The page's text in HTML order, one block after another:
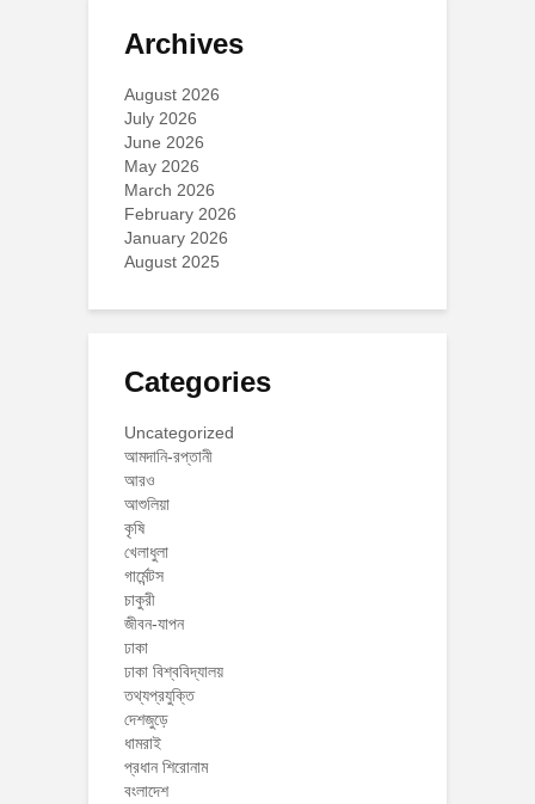
Archives
August 2026
July 2026
June 2026
May 2026
March 2026
February 2026
January 2026
August 2025
Categories
Uncategorized
আমদানি-রপ্তানী
আরও
আশুলিয়া
কৃষি
খেলাধুলা
গার্মেন্টস
চাকুরী
জীবন-যাপন
ঢাকা
ঢাকা বিশ্ববিদ্যালয়
তথ্যপ্রযুক্তি
দেশজুড়ে
ধামরাই
প্রধান শিরোনাম
বংলাদেশ